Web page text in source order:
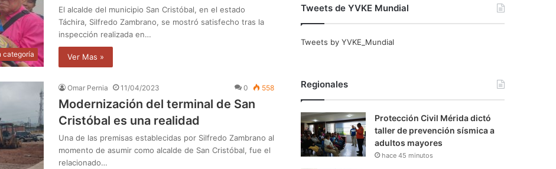
categoría
El alcalde del municipio San Cristóbal, en el estado
Táchira, Silfredo Zambrano, se mostró satisfecho tras la
inspección realizada en…
Ver Mas »
Omar Pernia 11/04/2023 0 558
Modernización del terminal de San
Cristóbal es una realidad
Una de las premisas establecidas por Silfredo Zambrano al
momento de asumir como alcalde de San Cristóbal, fue el
relacionado…
Tweets de YVKE Mundial
Tweets by YVKE_Mundial
Regionales
Protección Civil Mérida dictó
taller de prevención sísmica a
adultos mayores
hace 45 minutos